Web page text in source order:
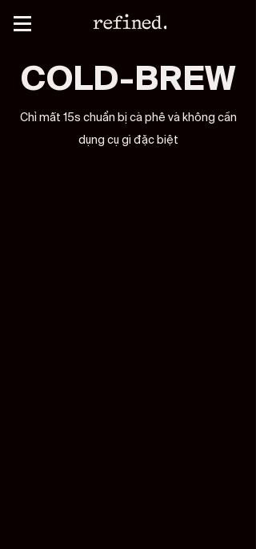
COLD-BREW
​COLD-BREW
Chỉ mất 15s chuẩn bị cà phê và không cần
dụng cụ gì đặc biệt